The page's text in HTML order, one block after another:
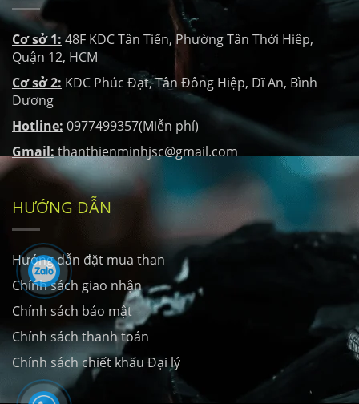
Cơ sở 1: 48F KDC Tân Tiến, Phường Tân Thới Hiêp,
Quận 12, HCM
Cơ sở 2: KDC Phúc Đạt, Tân Đông Hiệp, Dĩ An, Bình
Dương
Hotline: 0977499357(Miễn phí)
Gmail: thanthienminhjsc@gmail.com
HƯỚNG DẪN
Hướng dẫn đặt mua than
Chính sách giao nhận
Chính sách bảo mật
Chính sách thanh toán
Chính sách chiết khấu Đại lý